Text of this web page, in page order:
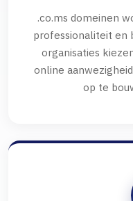
.co.ms domeinen
professionaliteit en
organisaties
online
op te